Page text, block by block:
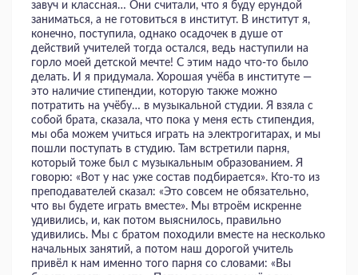
завуч и классная… Они считали, что я буду ерундой
заниматься, а не готовиться в институт. В институт я,
конечно, поступила, однако осадочек в душе от
действий учителей тогда остался, ведь наступили на
горло моей детской мечте! С этим надо что-то было
делать. И я придумала. Хорошая учёба в институте —
это наличие стипендии, которую также можно
потратить на учёбу… в музыкальной студии. Я взяла с
собой брата, сказала, что пока у меня есть стипендия,
мы оба можем учиться играть на электрогитарах, и мы
пошли поступать в студию. Там встретили парня,
который тоже был с музыкальным образованием. Я
говорю: «Вот у нас уже состав подбирается». Кто-то из
преподавателей сказал: «Это совсем не обязательно,
что вы будете играть вместе». Мы втроём искренне
удивились, и, как потом выяснилось, правильно
удивились. Мы с братом походили вместе на несколько
начальных занятий, а потом наш дорогой учитель
привёл к нам именно того парня со словами: «Вы